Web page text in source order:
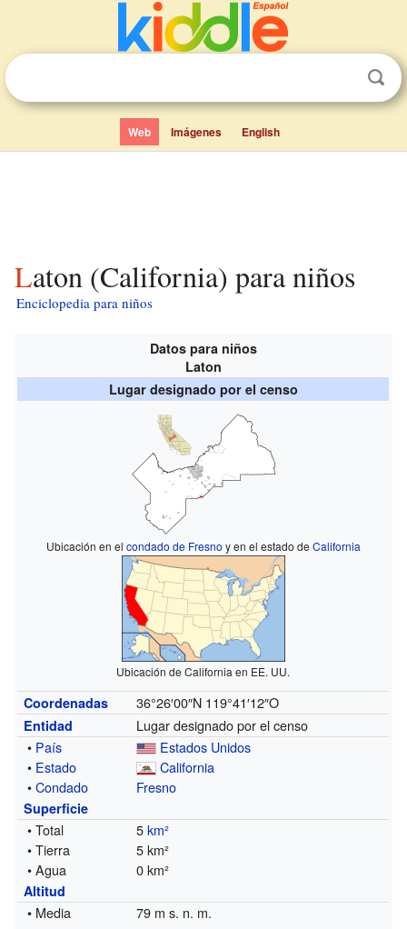
Web Imágenes English
Laton (California) para niños
Enciclopedia para niños
Datos para niños
Laton
Lugar designado por el censo
Ubicación en el condado de Fresno y en el estado de California
Ubicación de California en EE. UU.
Coordenadas 36°26′00″N 119°41′12″O
Entidad
Lugar designado por el censo
• País
Estados Unidos
• Estado
California
•Condado Fresno
Superficie
• Total 5km²
• Tierra
5 km²
• Agua
0 km²
Altitud
• Media 79 m s. n. m.